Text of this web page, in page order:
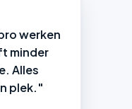
werken
minder
Alles
plek."